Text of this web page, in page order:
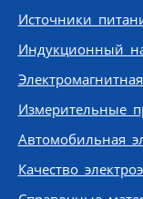
Источники
Индукционный
Измерительные
Автомобильная
Качество